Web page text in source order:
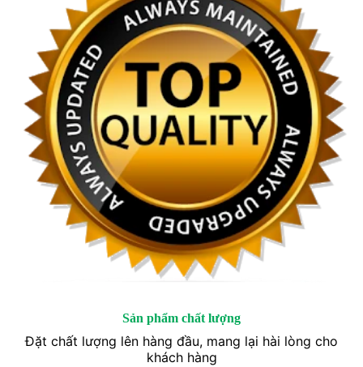
Sản phẩm chất lượng
Đặt chất lượng lên hàng đầu, mang lại hài lòng cho
khách hàng